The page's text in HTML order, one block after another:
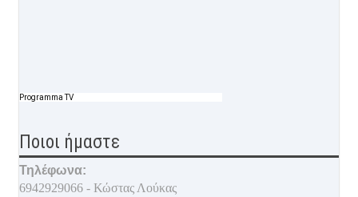
Programma TV
Ποιοι ήμαστε
Τηλέφωνα:
6942929066 - Κώστας Λούκας